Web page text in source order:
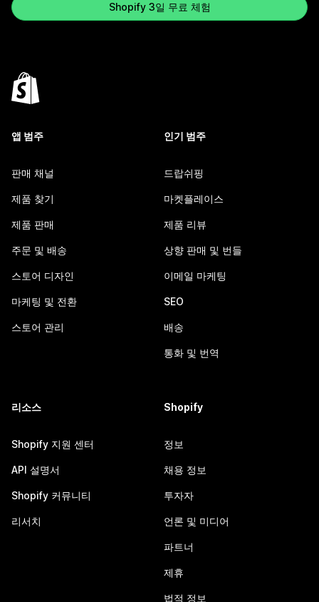
Shopify 3일 무료 체험
앱 범주
판매 채널
제품 찾기
제품 판매
주문 및 배송
스토어 디자인
마케팅 및 전환
스토어 관리
인기 범주
드랍쉬핑
마켓플레이스
제품 리뷰
상향 판매 및 번들
이메일 마케팅
SEO
배송
통화 및 번역
리소스
Shopify 지원 센터
API 설명서
Shopify 커뮤니티
리서치
Shopify
정보
채용 정보
투자자
언론 및 미디어
파트너
제휴
법적 정보